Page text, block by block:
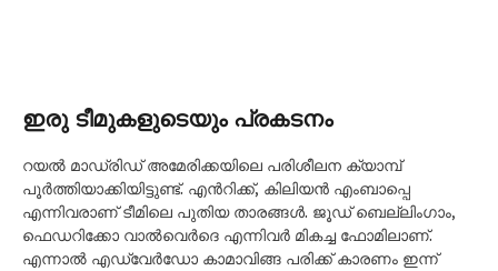
ഇരു ടീമുകളുടെയും പ്രകടനം
റയൽ മാഡ്രിഡ് അമേരിക്കയിലെ പരിശീലന ക്യാമ്പ്
പൂർത്തിയാക്കിയിട്ടുണ്ട്. എൻറിക്ക്, കിലിയൻ എംബാപ്പെ
എന്നിവരാണ് ടീമിലെ പുതിയ താരങ്ങൾ. ജൂഡ് ബെല്ലിംഗാം,
ഫെഡറിക്കോ വാൽവെർദെ എന്നിവർ മികച്ച ഫോമിലാണ്.
എന്നാൽ എഡ്വേർഡോ കാമാവിങ്ങ പരിക്ക് കാരണം ഇന്ന്